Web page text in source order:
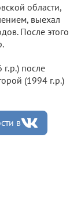
области,
выехал
После этого
после
(1994 г.р.)
в